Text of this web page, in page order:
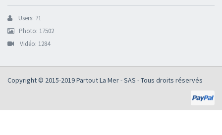
Users: 71
Photo: 17502
Vidéo: 1284
Copyright © 2015-2019Partout La Mer - SAS - Tous droits réservés